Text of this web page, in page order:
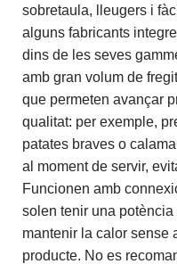
sobretaula, lleugers i
alguns fabricants
dins de les seves
amb gran volum de
que permeten avançar
qualitat: per exemple,
patates braves o
al moment de servir,
Funcionen amb
solen tenir una
mantenir la calor sense
producte. No es